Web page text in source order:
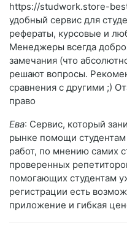
https://studwork.store-
удобный сервис для
рефераты, курсовые и
Менеджеры всегда
замечания (что
решают вопросы.
сравнения с другими ;)
право
Ева: Сервис, который
рынке помощи
работ, по мнению самих
проверенных
помогающих студентам
регистрации есть
приложение и гибкая